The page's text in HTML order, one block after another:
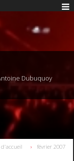
Dubuquoy
d'accueil février 2007